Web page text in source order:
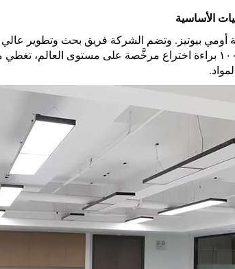
الأساسية
أومي بيوتيز. وتضم الشركة فريق بحث وتطوير عالي
من ٢٠ مهندسًا محترفًا. وبحلول الآن، جمعت الشركة أكثر من ١٠٠ براءة اختراع مرخَّصة على